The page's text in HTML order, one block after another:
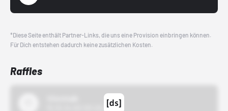
*Diese Seite enthält Partner-Links, die uns eine Provision einbringen können.
Für Dich entstehen dadurch keine zusätzlichen Kosten.
Raffles